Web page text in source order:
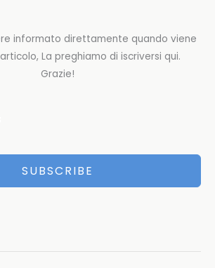
informato direttamente quando viene
La preghiamo di iscriversi qui.
Grazie!
SUBSCRIBE